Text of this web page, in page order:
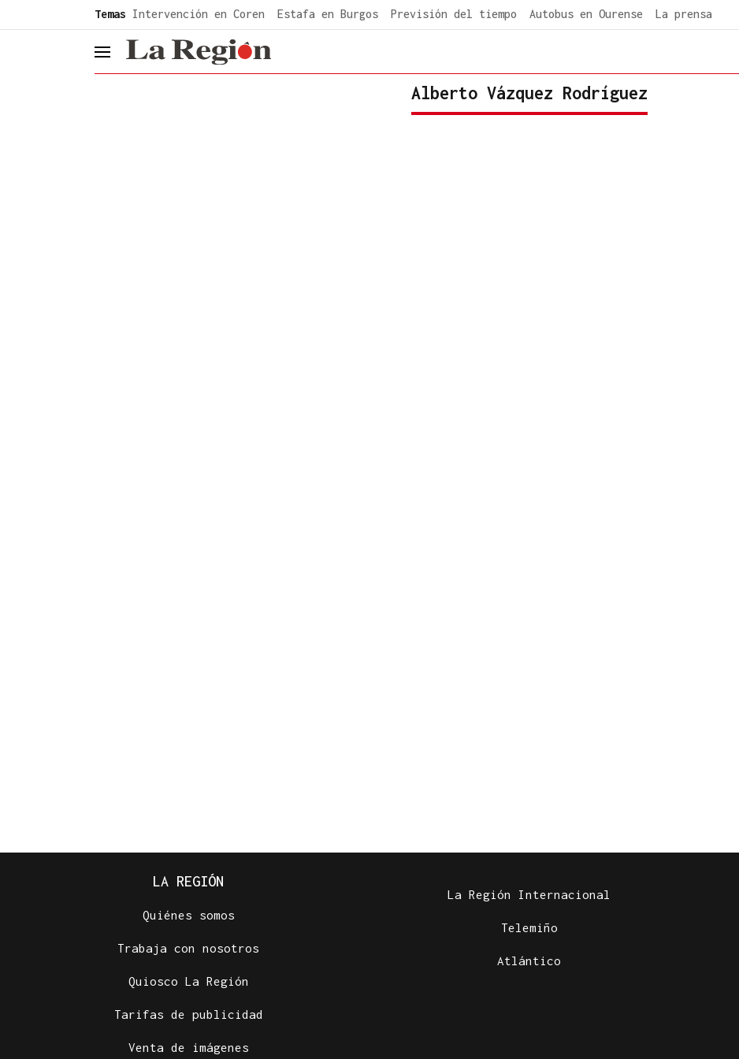
Temas Intervención en Coren Estafa en Burgos Previsión del tiempo Autobus en Ourense La prensa
header.menu.open
Alberto Vázquez Rodríguez
LA REGIÓN
Quiénes somos
Trabaja con nosotros
Quiosco La Región
Tarifas de publicidad
Venta de imágenes
La Región Internacional
Telemiño
Atlántico